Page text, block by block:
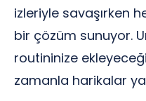
izleriyle savaşırken
bir çözüm sunuyor.
routininize
zamanla harikalar